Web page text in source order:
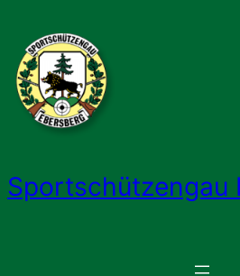
Inhalt
springen
Sportschützengau